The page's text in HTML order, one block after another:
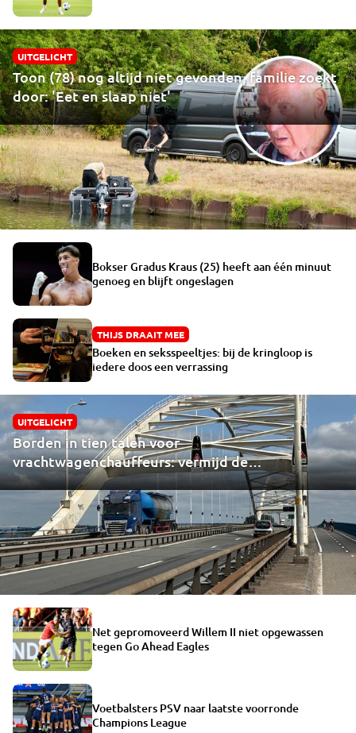
UITGELICHT
Toon (78) nog altijd niet gevonden, familie zoekt
door: 'Eet en slaap niet'
Bokser Gradus Kraus (25) heeft aan één minuut
genoeg en blijft ongeslagen
THIJS DRAAIT MEE
Boeken en seksspeeltjes: bij de kringloop is
iedere doos een verrassing
UITGELICHT
Borden in tien talen voor
vrachtwagenchauffeurs: vermijd de
Merwedebrug
Net gepromoveerd Willem II niet opgewassen
tegen Go Ahead Eagles
Voetbalsters PSV naar laatste voorronde
Champions League